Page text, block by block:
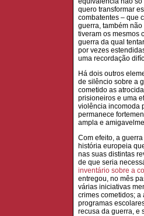
quero transformar
combatentes – que
guerra, também
tiveram os mesmos
guerra da qual
por vezes
uma recordação
Há dois outros
de silêncio sobre a
cometido as
prisioneiros e uma
violência incomoda
permanece
ampla e
Com efeito, a
história europeia
nas suas distintas
de que seria
inventário sobre a
entregou, no mês
várias iniciativas
crimes cometidos;
programas
recusa da guerra, e